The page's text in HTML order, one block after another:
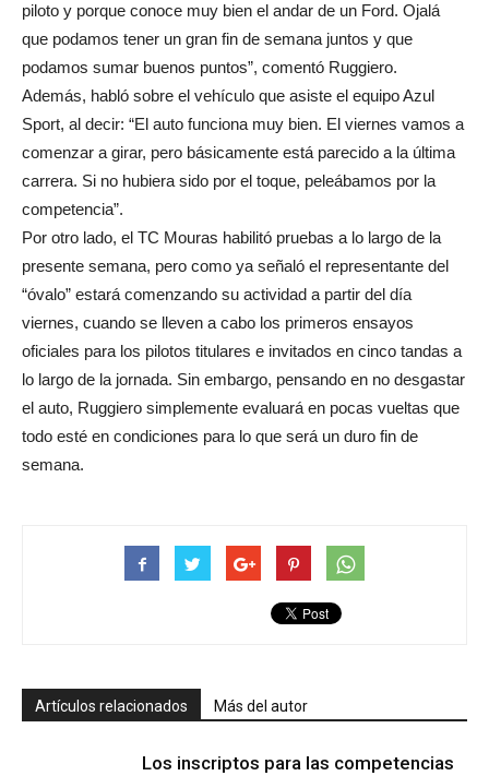
piloto y porque conoce muy bien el andar de un Ford. Ojalá
que podamos tener un gran fin de semana juntos y que
podamos sumar buenos puntos”, comentó Ruggiero.
Además, habló sobre el vehículo que asiste el equipo Azul
Sport, al decir: “El auto funciona muy bien. El viernes vamos a
comenzar a girar, pero básicamente está parecido a la última
carrera. Si no hubiera sido por el toque, peleábamos por la
competencia”.
Por otro lado, el TC Mouras habilitó pruebas a lo largo de la
presente semana, pero como ya señaló el representante del
“óvalo” estará comenzando su actividad a partir del día
viernes, cuando se lleven a cabo los primeros ensayos
oficiales para los pilotos titulares e invitados en cinco tandas a
lo largo de la jornada. Sin embargo, pensando en no desgastar
el auto, Ruggiero simplemente evaluará en pocas vueltas que
todo esté en condiciones para lo que será un duro fin de
semana.
Artículos relacionados Más del autor
Los inscriptos para las competencias